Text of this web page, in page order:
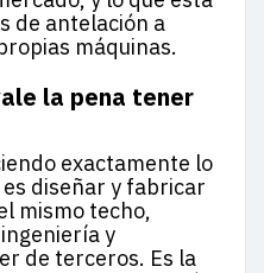
de antelación a
máquinas.
la pena tener
exactamente lo
diseñar y fabricar
mismo techo,
y
de terceros. Es la